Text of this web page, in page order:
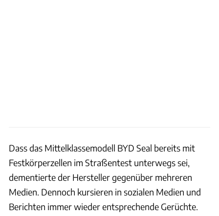
Dass das Mittelklassemodell BYD Seal bereits mit
Festkörperzellen im Straßentest unterwegs sei,
dementierte der Hersteller gegenüber mehreren
Medien. Dennoch kursieren in sozialen Medien und
Berichten immer wieder entsprechende Gerüchte.